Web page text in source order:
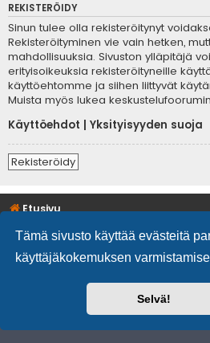
Tämä sivusto käyttää evästeitä
käyttäjäkokemuksen
Selvä!
REKISTERÖIDY
Sinun tulee olla rekisteröitynyt
Rekisteröityminen vie vain hetken,
mahdollisuuksia. Sivuston ylläpitäjä
erityisoikeuksia rekisteröityneille
käyttöehtomme ja siihen liittyvät
Muista myös lukea
Käyttöehdot
Yksityisyyden suoja
Rekisteröidy
Etusivu
Flat Style byIan Bradley•
Käännös: phpBB